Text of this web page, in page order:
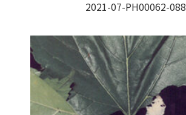
2021-07-PH00062-088